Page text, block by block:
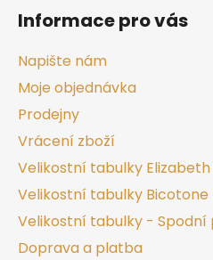
Informace pro vás
Napište nám
Moje objednávka
Prodejny
Vrácení zboží
Velikostní tabulky
Velikostní tabulky Bicotone
Velikostní tabulky - Spodní
Doprava a platba